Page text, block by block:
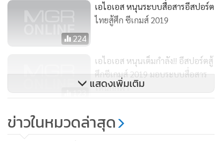
200/200 Mbps ปรับใหม่เป็น 300/300 Mbps และ แพกเกจ
300/300 Mbps ปรับให้ใหม่เป็น 500/500 Mbps +
ธันวาคม 2562 เป็นต้นไป หากลูกค้าสมัครแพ็กเกจเดิมสปีดเดิม
ไปแล้ว เอไอเอส ไฟเบอร์จะดูแลลูกค้าทั้งหมด โดยจะอัปเกรดส
ปีดใหม่ให้มีผลในวันที่ 3 ธันวาคม 2562 ทันที
224
เอไอเอส หนุนระบบสื่อสารอีสปอร์ต
ไทยสู้ศึก ซีเกมส์ 2019
123
เอไอเอส หนุนเต็มกำลัง!! อีสปอร์ตสู้
ศึกซีเกมส์ 2019 มอบระบบสื่อสาร
ให้นักกีฬา
Box ได้ - AIS ปรับระบบพร้อมฉาย
แสดงเพิ่มเติม
ข่าวในหมวดล่าสุด